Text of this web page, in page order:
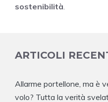
sostenibilità
ARTICOLI
Allarme portellone, ma è
volo? Tutta la verità